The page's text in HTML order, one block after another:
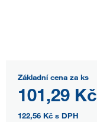
Základní cena za ks
101,29 Kč
122,56 Kč s DPH